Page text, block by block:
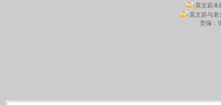
莫文蔚未
莫文蔚与老
责编：